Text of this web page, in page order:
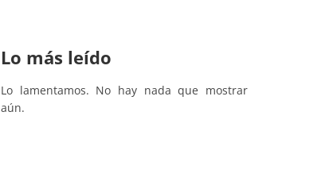
Lo más leído
Lo lamentamos. No hay nada que mostrar
aún.